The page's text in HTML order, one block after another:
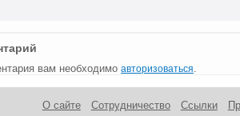
вам необходимо авторизоваться
О сайте Сотрудничество Ссылки